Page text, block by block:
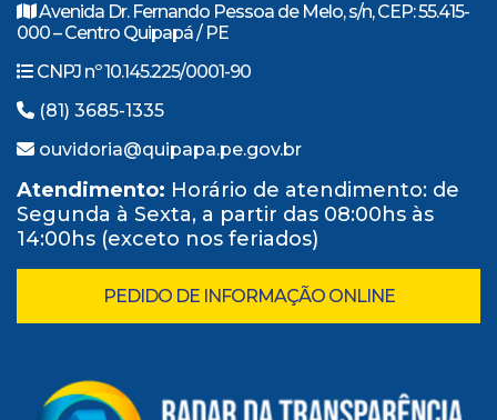
Avenida Dr. Fernando Pessoa de Melo, s/n, CEP: 55.415-
000 – Centro Quipapá / PE
CNPJ nº 10.145.225/0001-90
(81) 3685-1335
ouvidoria@quipapa.pe.gov.br
Atendimento: Horário de atendimento: de
Segunda à Sexta, a partir das 08:00hs às
14:00hs (exceto nos feriados)
PEDIDO DE INFORMAÇÃO ONLINE